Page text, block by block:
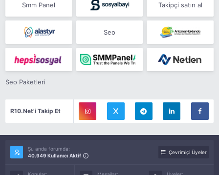
Smm Panel Takipçi satın al
Seo
Seo Paketleri
R10.Net'i Takip Et
Şu anda forumda:
40.949 Kullanıcı Aktif
Çevrimiçi Üyeler